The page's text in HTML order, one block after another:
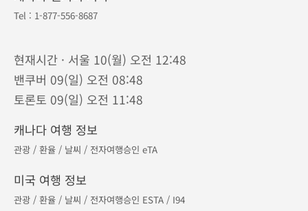
Tel : 1-877-556-8687
현재시간 · 서울 10(월) 오전 12:48
밴쿠버 09(일) 오전 08:48
토론토 09(일) 오전 11:48
캐나다 여행 정보
관광 / 환율 / 날씨 / 전자여행승인 eTA
미국 여행 정보
관광 / 환율 / 날씨 / 전자여행승인 ESTA / I94